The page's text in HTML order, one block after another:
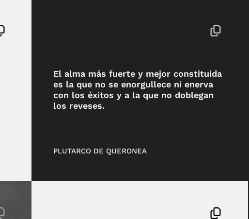
El alma más fuerte y mejor constituida
es la que no se enorgullece ni enerva
con los éxitos y a la que no doblegan
los reveses.
PLUTARCO DE QUERONEA